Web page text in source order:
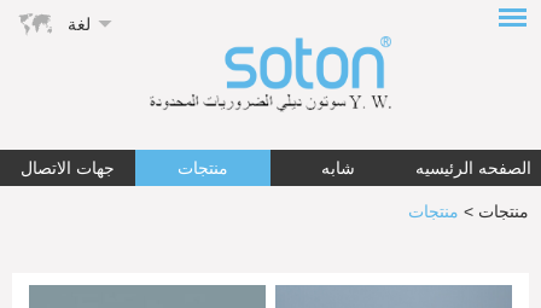
لغة
الصفحه الرئيسيه شابه منتجات جهات الاتصال
منتجات > منتجات